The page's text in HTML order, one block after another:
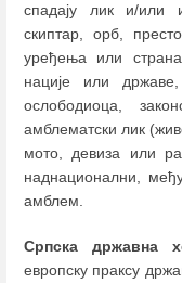
спадају лик и/или
скиптар, орб,
уређења или
нације или државе,
ослободиоца,
амблематски лик
мото, девиза или
наднационални,
амблем.
Српска државна
европску праксу